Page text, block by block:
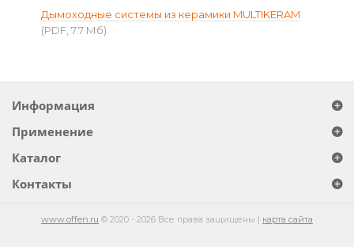
Дымоходные системы из керамики MULTIKERAM
(PDF, 7.7 Мб)
Информация
Применение
Каталог
Контакты
www.offen.ru © 2020 - 2026 Все права защищены | карта сайта